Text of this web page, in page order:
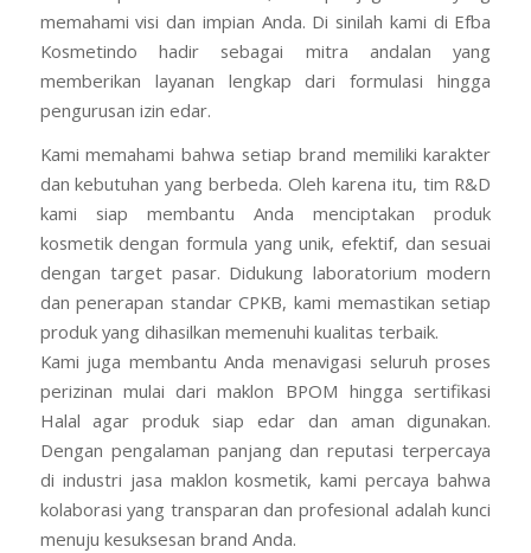
memahami visi dan impian Anda. Di sinilah kami di Efba
Kosmetindo hadir sebagai mitra andalan yang
memberikan layanan lengkap dari formulasi hingga
pengurusan izin edar.
Kami memahami bahwa setiap brand memiliki karakter
dan kebutuhan yang berbeda. Oleh karena itu, tim R&D
kami siap membantu Anda menciptakan produk
kosmetik dengan formula yang unik, efektif, dan sesuai
dengan target pasar. Didukung laboratorium modern
dan penerapan standar CPKB, kami memastikan setiap
produk yang dihasilkan memenuhi kualitas terbaik.
Kami juga membantu Anda menavigasi seluruh proses
perizinan mulai dari maklon BPOM hingga sertifikasi
Halal agar produk siap edar dan aman digunakan.
Dengan pengalaman panjang dan reputasi terpercaya
di industri jasa maklon kosmetik, kami percaya bahwa
kolaborasi yang transparan dan profesional adalah kunci
menuju kesuksesan brand Anda.